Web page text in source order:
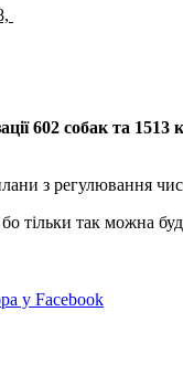
602 собак та
з регулювання
тільки так можна
у Facebook